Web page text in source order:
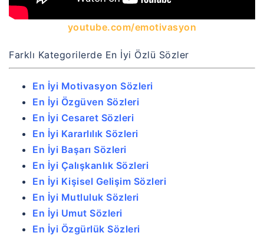
youtube.com/emotivasyon
Farklı Kategorilerde En İyi Özlü Sözler
En İyi Motivasyon Sözleri
En İyi Özgüven Sözleri
En İyi Cesaret Sözleri
En İyi Kararlılık Sözleri
En İyi Başarı Sözleri
En İyi Çalışkanlık Sözleri
En İyi Kişisel Gelişim Sözleri
En İyi Mutluluk Sözleri
En İyi Umut Sözleri
En İyi Özgürlük Sözleri